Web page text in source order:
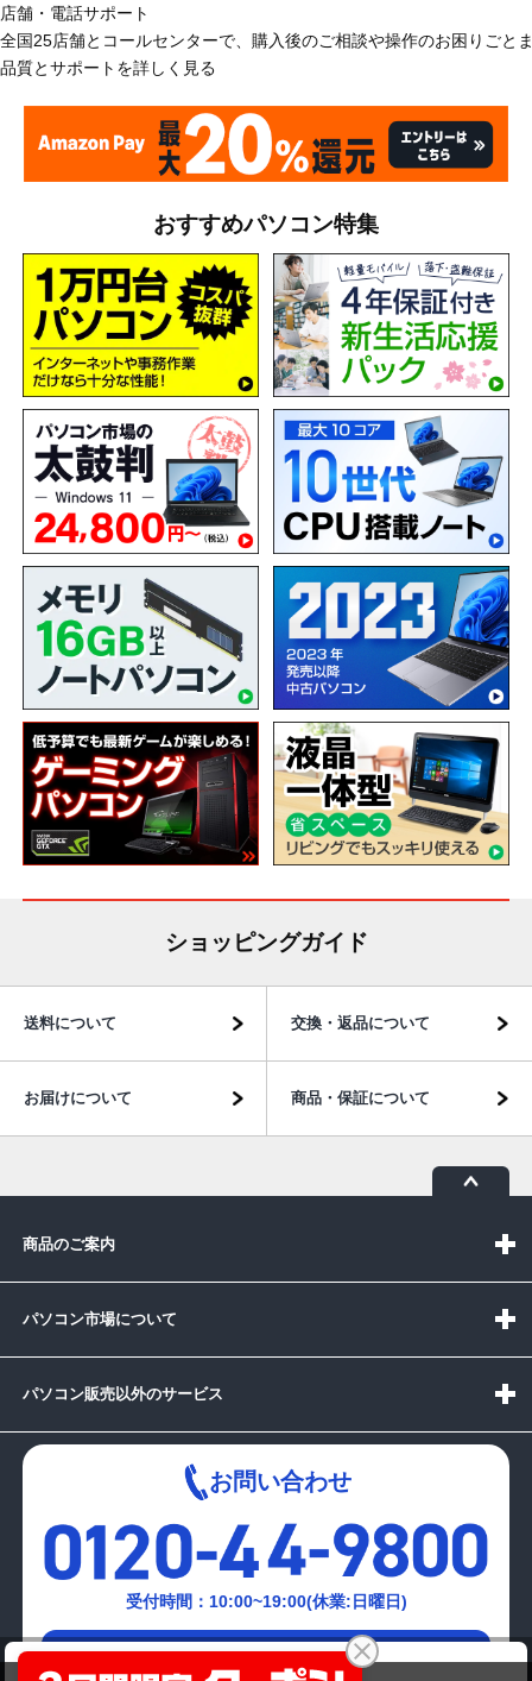
DT)MC)DOSPARA ｵﾘｼﾞﾅﾙDT 【福岡倉庫】
店舗・電話サポート
全国25店舗とコールセンターで、購入後のご相談や操作のお困りごと
品質とサポートを詳しく見る
おすすめパソコン特集
ショッピングガイド
送料について 交換・返品について
お届けについて 商品・保証について
商品のご案内
パソコン市場について
パソコン販売以外のサービス
お問い合わせ
受付時間：10:00~19:00(休業:日曜日)
メールでの